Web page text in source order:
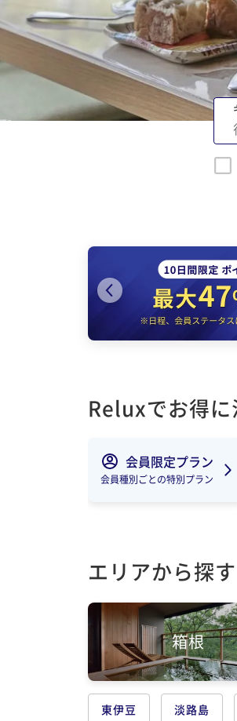
Reluxでお得に
会員限定プラン
会員種別ごとの特別プラン
エリアから探す
箱根
東伊豆 淡路島